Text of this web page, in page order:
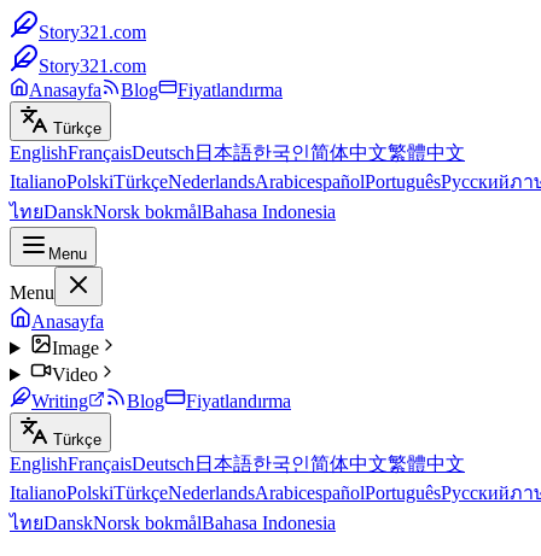
Story321.com
Story321.com
Anasayfa
Blog Fiyatlandırma
Türkçe
EnglishFrançaisDeutsch 日本語한국인简体中文繁體中文
ItalianoPolskiTürkçeNederlandsArabicespañolPortuguêsРусскийภา
ไทยDanskNorsk bokmålBahasa Indonesia
Menu
Menu
Anasayfa
Image
Video
Writing
Blog Fiyatlandırma
Türkçe
EnglishFrançaisDeutsch 日本語한국인简体中文繁體中文
ItalianoPolskiTürkçeNederlandsArabicespañolPortuguêsРусскийภา
ไทยDanskNorsk bokmålBahasa Indonesia